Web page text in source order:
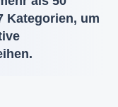
Kategorien, um